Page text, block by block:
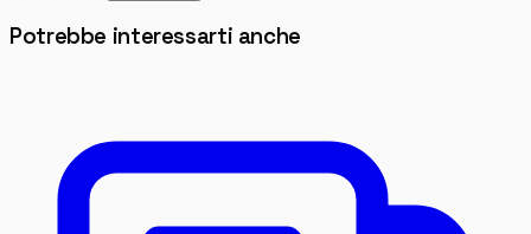
Potrebbe interessarti anche